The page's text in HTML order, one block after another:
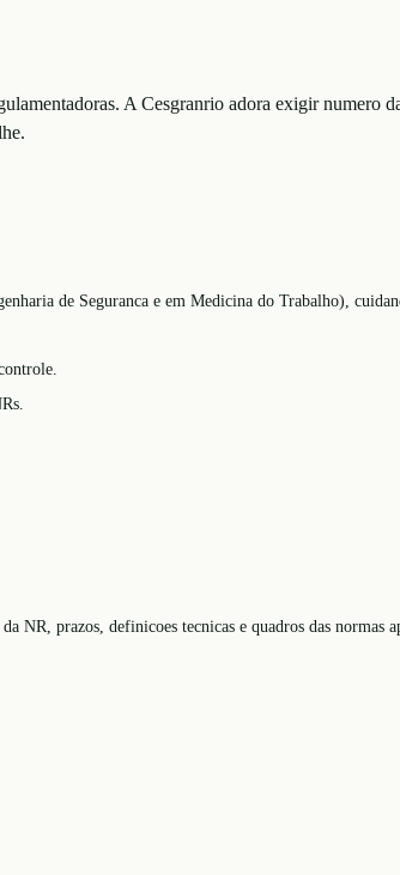
A Cesgranrio adora exigir numero
de Seguranca e em Medicina do Trabalho),
NR, prazos, definicoes tecnicas e quadros das normas